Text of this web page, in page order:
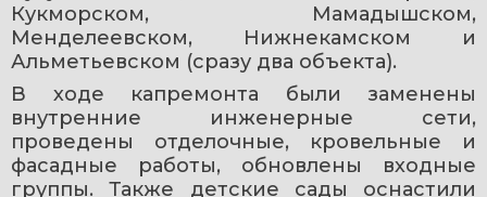
Кукморском, Мамадышском,
Менделеевском, Нижнекамском и
Альметьевском (сразу два объекта).
В ходе капремонта были заменены
внутренние инженерные сети,
проведены отделочные, кровельные и
фасадные работы, обновлены входные
группы. Также детские сады оснастили